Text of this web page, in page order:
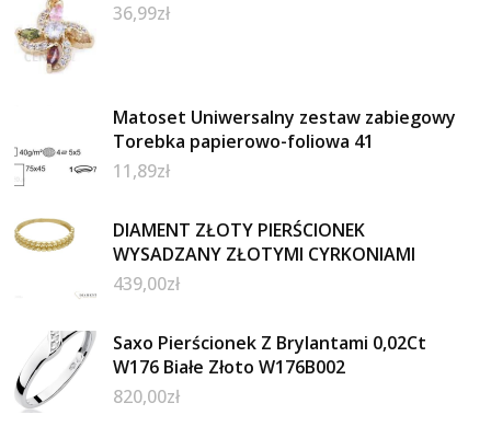
36,99zł
Matoset Uniwersalny zestaw zabiegowy
Torebka papierowo-foliowa 41
11,89zł
DIAMENT ZŁOTY PIERŚCIONEK
WYSADZANY ZŁOTYMI CYRKONIAMI
439,00zł
Saxo Pierścionek Z Brylantami 0,02Ct
W176 Białe Złoto W176B002
820,00zł